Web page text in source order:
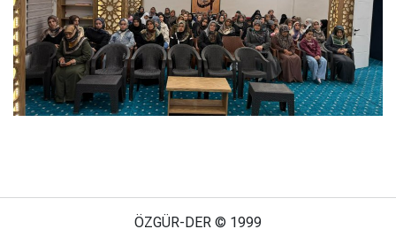
ÖZGÜR-DER © 1999